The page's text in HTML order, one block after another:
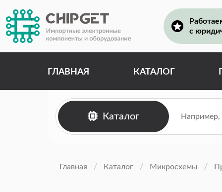
с
ГЛАВНАЯ КАТАЛОГ
Каталог
Главная Каталог Микросхемы